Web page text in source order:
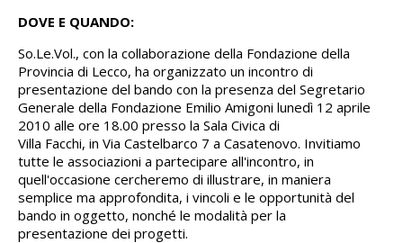
DOVE E QUANDO:
So.Le.Vol., con la collaborazione della Fondazione della
Provincia di Lecco, ha organizzato un incontro di
presentazione del bando con la presenza del Segretario
Generale della Fondazione Emilio Amigoni lunedì 12 aprile
2010 alle ore 18.00 presso la Sala Civica di
Villa Facchi, in Via Castelbarco 7 a Casatenovo. Invitiamo
tutte le associazioni a partecipare all'incontro, in
quell'occasione cercheremo di illustrare, in maniera
semplice ma approfondita, i vincoli e le opportunità del
bando in oggetto, nonché le modalità per la
presentazione dei progetti.